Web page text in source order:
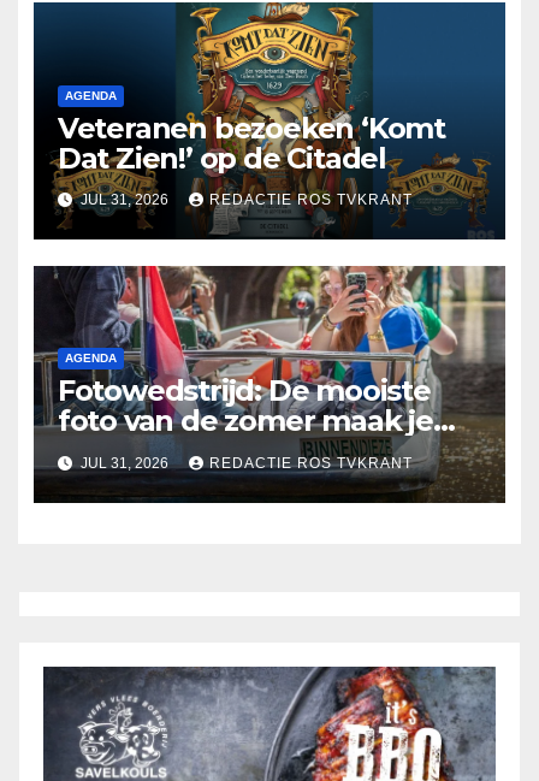
AGENDA
Veteranen bezoeken ‘Komt
Dat Zien!’ op de Citadel
JUL 31, 2026 REDACTIE ROS TVKRANT
AGENDA
Fotowedstrijd: De mooiste
foto van de zomer maak je
misschien wel in ’s-
Hertogenbosch
JUL 31, 2026 REDACTIE ROS TVKRANT